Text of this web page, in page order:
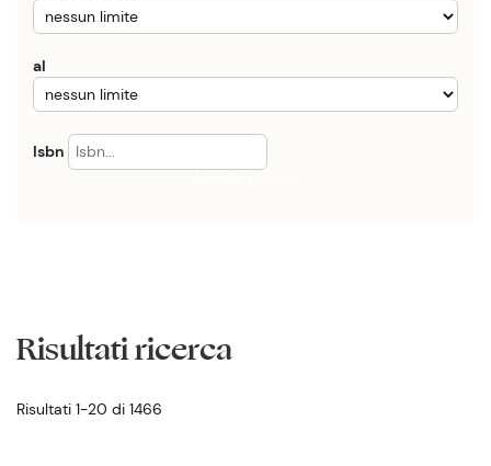
al
Isbn
Risultati ricerca
Risultati 1-20 di 1466